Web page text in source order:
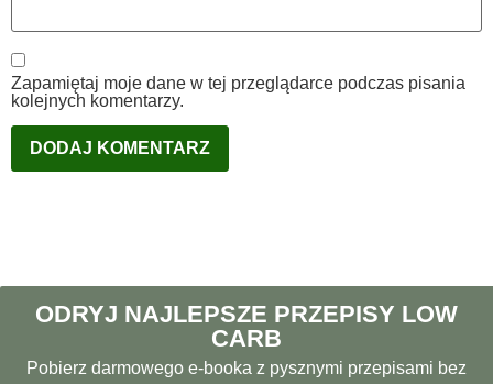
Zapamiętaj moje dane w tej przeglądarce podczas pisania
kolejnych komentarzy.
ODRYJ NAJLEPSZE PRZEPISY LOW
CARB
Pobierz darmowego e-booka z pysznymi przepisami bez